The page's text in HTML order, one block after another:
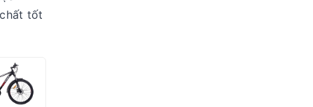
tốt